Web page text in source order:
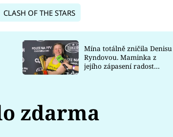
Prima Lajk
Sledujte nás
CLASH OF THE STARS
Mína totálně zničila Denisu
Ryndovou. Maminka z
jejího zápasení radost
zdarma